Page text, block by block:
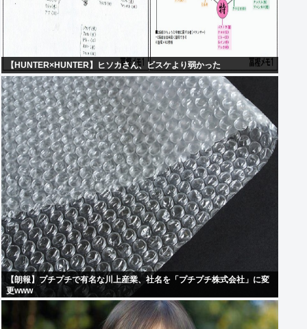
【HUNTER×HUNTER】ヒソカさん、ビスケより弱かった
【朗報】プチプチで有名な川上産業、社名を「プチプチ株式会社」に変
更www